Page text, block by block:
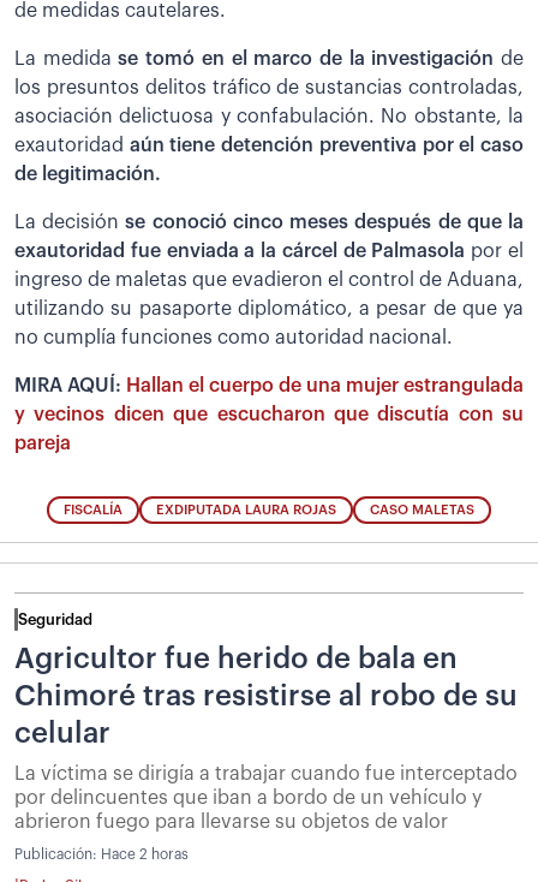
de medidas cautelares.
La medidase tomó en el marco de la investigaciónde
los presuntos delitos tráfico de sustancias controladas,
asociación delictuosa y confabulación. No obstante, la
exautoridad aún tiene detención preventiva por el caso
de legitimación.
La decisiónse conoció cinco meses después de que la
exautoridad fue enviada a la cárcel de Palmasola por el
ingreso de maletas que evadieron el control de Aduana,
utilizando su pasaporte diplomático, a pesar de que ya
no cumplía funciones como autoridad nacional.
MIRA AQUÍ: Hallan el cuerpo de una mujer estrangulada
y vecinos dicen que escucharon que discutía con su
pareja
FISCALÍA EXDIPUTADA LAURA ROJAS CASO MALETAS
Seguridad
Agricultor fue herido de bala en
Chimoré tras resistirse al robo de su
celular
La víctima se dirigía a trabajar cuando fue interceptado
por delincuentes que iban a bordo de un vehículo y
abrieron fuego para llevarse su objetos de valor
Publicación: Hace 2 horas